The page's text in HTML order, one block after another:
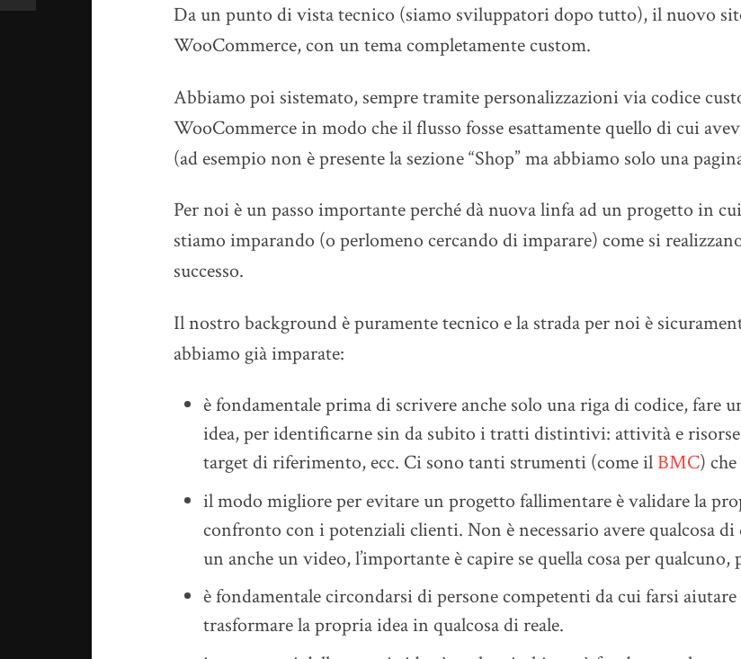
Da un punto di vista tecnico (siamo sviluppatori dopo tutto), il nuovo
WooCommerce, con un tema completamente custom.
Abbiamo poi sistemato, sempre tramite personalizzazioni via codice
WooCommerce in modo che il flusso fosse esattamente quello di cui
(ad esempio non è presente la sezione “Shop” ma abbiamo solo una
Per noi è un passo importante perché dà nuova linfa ad un progetto in
stiamo imparando (o perlomeno cercando di imparare) come si
successo.
Il nostro background è puramente tecnico e la strada per noi è
abbiamo già imparate:
è fondamentale prima di scrivere anche solo una riga di codice, fare
idea, per identificarne sin da subito i tratti distintivi: attività e
target di riferimento, ecc. Ci sono tanti strumenti (come il BMC)
il modo migliore per evitare un progetto fallimentare è validare la
confronto con i potenziali clienti. Non è necessario avere qualcosa
un anche un video, l’importante è capire se quella cosa per qualcuno,
è fondamentale circondarsi di persone competenti da cui farsi
trasformare la propria idea in qualcosa di reale.